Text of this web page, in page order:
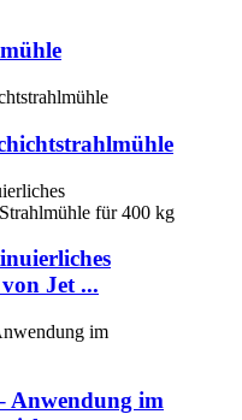
Jet ...
Anwendung im